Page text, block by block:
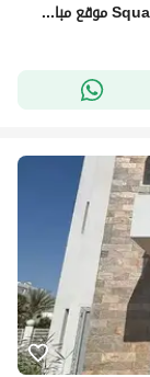
فيلا فاخرة 788 م استلام فوري في Square Compound موقع مباشر على 26 يوليو